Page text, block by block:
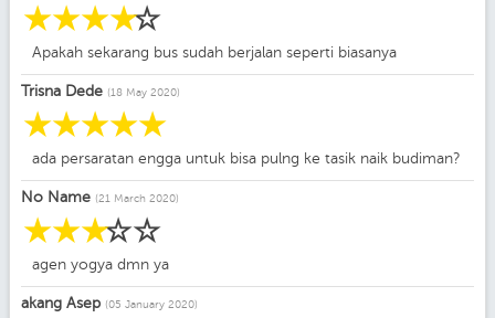
☆
☆
☆
☆
☆
Apakah sekarang bus sudah berjalan seperti biasanya
Trisna Dede (18 May 2020)
☆
☆
☆
☆
☆
ada persaratan engga untuk bisa pulng ke tasik naik budiman?
No Name (21 March 2020)
☆
☆
☆
☆
☆
agen yogya dmn ya
akang Asep (05 January 2020)